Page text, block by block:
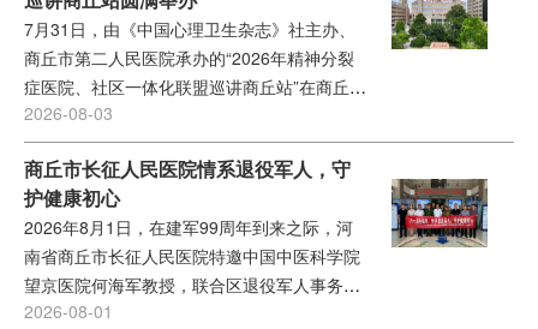
凉 温情慰坚守”专项慰问活动，将包含绿豆、
薏米、冰糖、莲子、菊花等品类的2900余份清
凉防暑物资，逐一发放至全院2900余名在岗职
工手中，为坚守临床一线的全体干部职工送去
夏日清凉与组织温暖。...
7月31日，由《中国心理卫生杂志》社主办、
商丘市第二人民医院承办的“2026年精神分裂
症医院、社区一体化联盟巡讲商丘站”在商丘市
第二人民医院门诊楼5楼第一会议室成功举
办。会议由医院副院长胡春丽主持，汇聚业内
权威专家，围绕《中国精神分裂症防治指南
2025版更新要点解读》及《精神分裂症医院-
社区一体化论坛》等话题展开深度研讨。...
2026-08-03
商丘市长征人民医院情系退役军人，守
护健康初心
2026年8月1日，在建军99周年到来之际，河
南省商丘市长征人民医院特邀中国中医科学院
望京医院何海军教授，联合区退役军人事务局
共同开展“八一拥军暖军，情系退役军人，守护
2026-08-01